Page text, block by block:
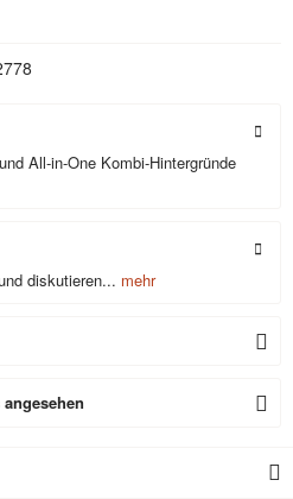
All-in-One Kombi-Hintergründe
diskutieren... mehr